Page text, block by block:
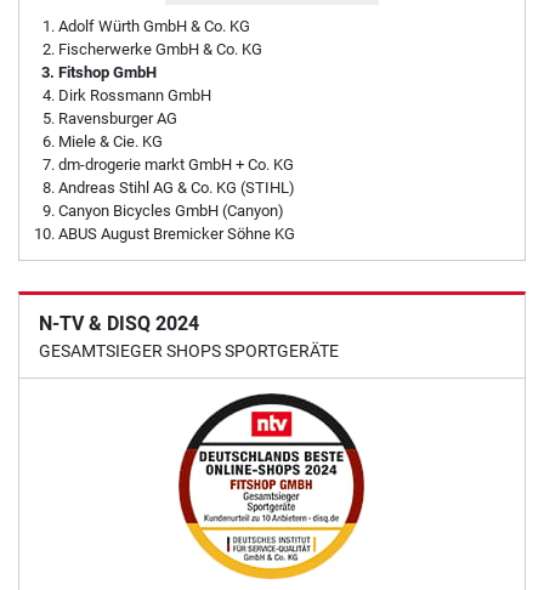
Adolf Würth GmbH & Co. KG
Fischerwerke GmbH & Co. KG
Fitshop GmbH
Dirk Rossmann GmbH
Ravensburger AG
Miele & Cie. KG
dm-drogerie markt GmbH + Co. KG
Andreas Stihl AG & Co. KG (STIHL)
Canyon Bicycles GmbH (Canyon)
ABUS August Bremicker Söhne KG
N-TV & DISQ 2024
GESAMTSIEGER SHOPS SPORTGERÄTE